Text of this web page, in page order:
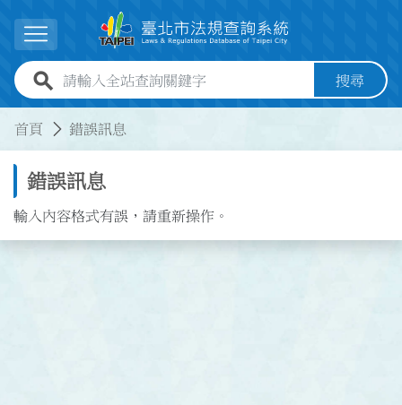
展開選單
全站查詢關鍵字欄位 搜尋
首頁 錯誤訊息
錯誤訊息
輸入內容格式有誤，請重新操作。